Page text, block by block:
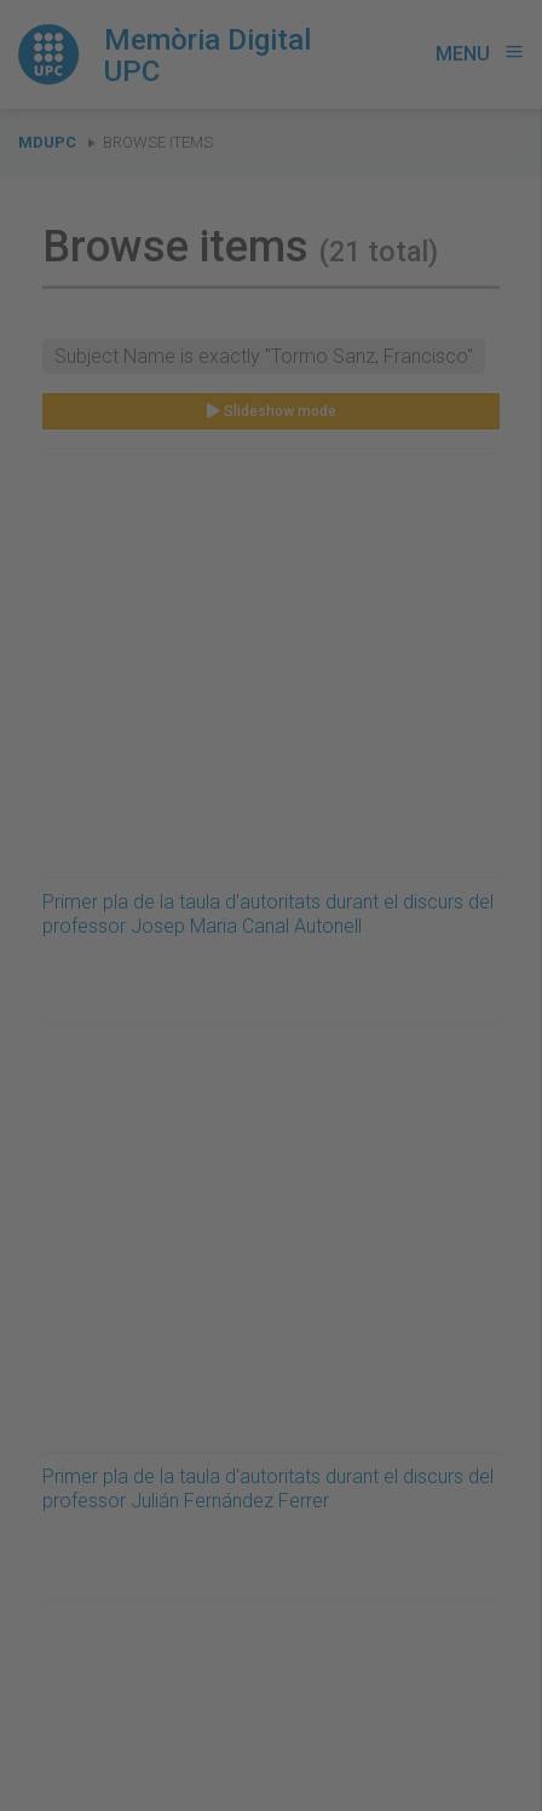
Memòria Digital
UPC
MENU menu
You
MDUPC BROWSE ITEMS
Browse items (21 total)
Subject Name is exactly "Tormo Sanz, Francisco"
Slideshow mode
Primer pla de la taula d'autoritats durant el discurs del
professor Josep Maria Canal Autonell
Primer pla de la taula d'autoritats durant el discurs del
professor Julián Fernández Ferrer